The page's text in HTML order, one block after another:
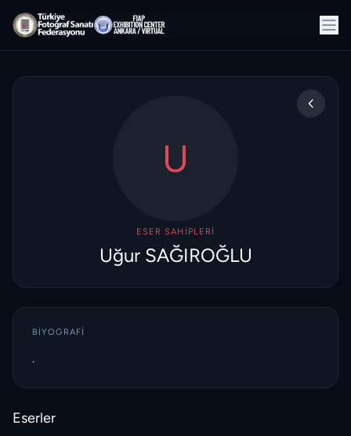
U
ESER SAHIPLERI
Uğur SAĞIROĞLU
BIYOGRAFI
.
Eserler